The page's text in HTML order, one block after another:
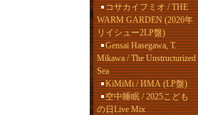
コサカイフミオ / THE
WARM GARDEN (2026年
リイシュー2LP盤)
Gensai Hasegawa, T.
Mikawa / The Unstructurized
Sea
KiMiMi / ИМА (LP盤)
空中睡眠 / 2025こども
の日Live Mix